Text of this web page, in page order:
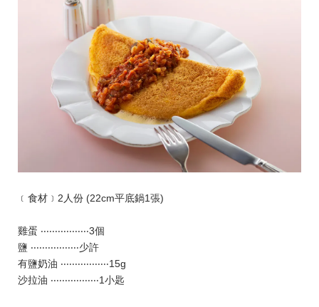
﹝食材﹞2人份 (22cm平底鍋1張)
雞蛋 ‧‧‧‧‧‧‧‧‧‧‧‧‧‧‧‧‧3個
鹽 ‧‧‧‧‧‧‧‧‧‧‧‧‧‧‧‧‧少許
有鹽奶油 ‧‧‧‧‧‧‧‧‧‧‧‧‧‧‧‧‧15g
沙拉油 ‧‧‧‧‧‧‧‧‧‧‧‧‧‧‧‧‧1小匙